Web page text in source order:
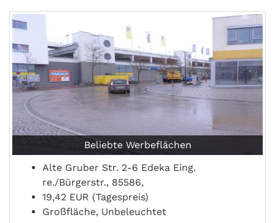
Beliebte Werbeflächen
Alte Gruber Str. 2-6 Edeka Eing.
re./Bürgerstr., 85586,
19,42 EUR (Tagespreis)
Großfläche, Unbeleuchtet